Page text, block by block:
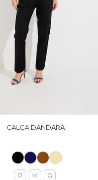
CALÇA DANDARA
P M G